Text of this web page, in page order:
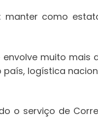
manter como
muito mais
logística
o serviço de